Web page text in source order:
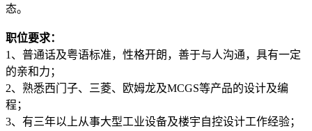
态。
职位要求：
1、普通话及粤语标准，性格开朗，善于与人沟通，具有一定
的亲和力；
2、熟悉西门子、三菱、欧姆龙及MCGS等产品的设计及编
程；
3、有三年以上从事大型工业设备及楼宇自控设计工作经验；